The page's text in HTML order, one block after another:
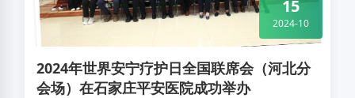
2024年世界安宁疗护日全国联席会（河北分
会场）在石家庄平安医院成功举办
15
2024-10